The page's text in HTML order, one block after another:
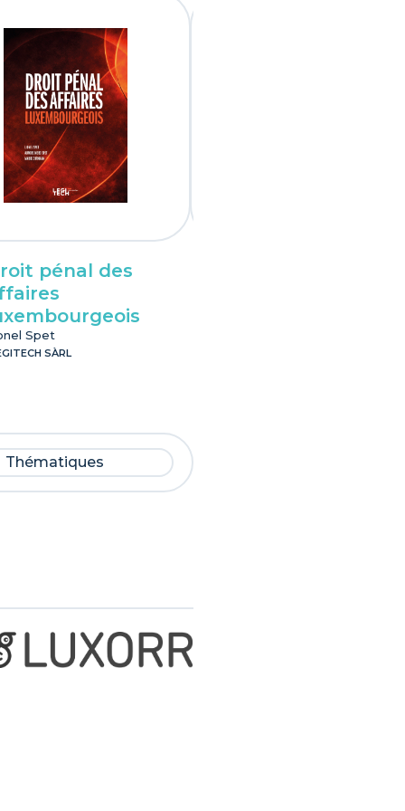
pénal des
Spet
SÀRL
Thématiques